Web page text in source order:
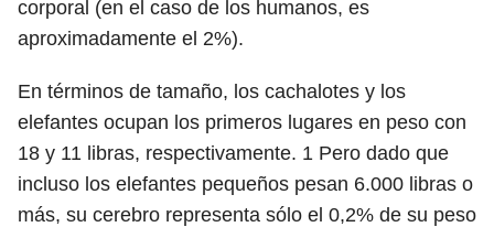
corporal (en el caso de los humanos, es
aproximadamente el 2%).
En términos de tamaño, los cachalotes y los
elefantes ocupan los primeros lugares en peso con
18 y 11 libras, respectivamente. 1 Pero dado que
incluso los elefantes pequeños pesan 6.000 libras o
más, su cerebro representa sólo el 0,2% de su peso